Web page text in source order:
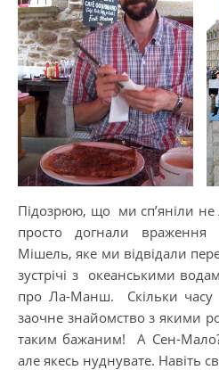
Підозрюю, що ми сп’яніли не
просто догнали враження
Мішель, яке ми відвідали
зустрічі з океанськими
про Ла-Манш. Скільки часу
заочне знайомство з якими
таким бажаним! А Сен-
але якесь нуднувате. Навіть